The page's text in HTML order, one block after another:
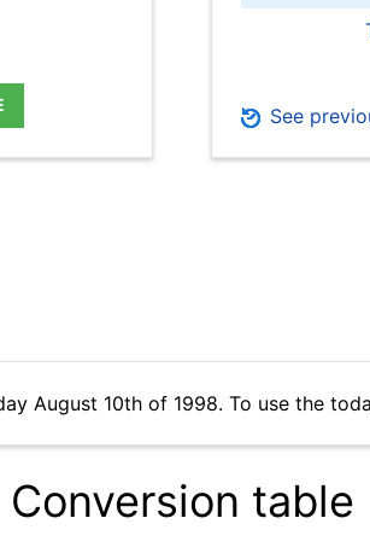
See
August 10th of 1998. To use the
Conversion table